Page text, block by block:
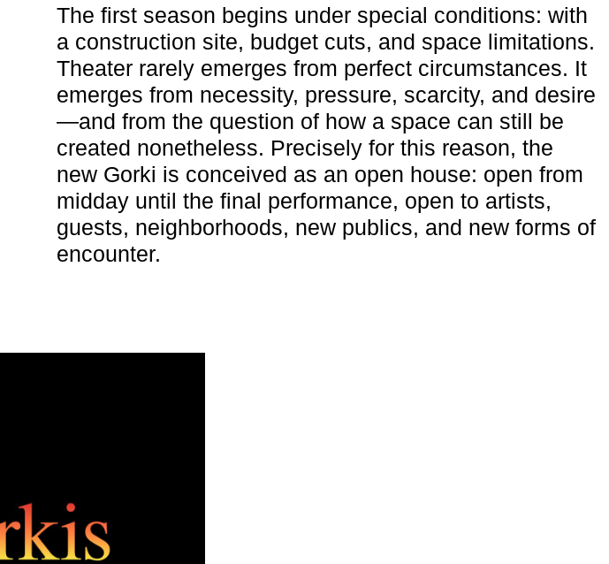
The first season begins under special conditions: with
a construction site, budget cuts, and space limitations.
Theater rarely emerges from perfect circumstances. It
emerges from necessity, pressure, scarcity, and desire
—and from the question of how a space can still be
created nonetheless. Precisely for this reason, the
new Gorki is conceived as an open house: open from
midday until the final performance, open to artists,
guests, neighborhoods, new publics, and new forms of
encounter.